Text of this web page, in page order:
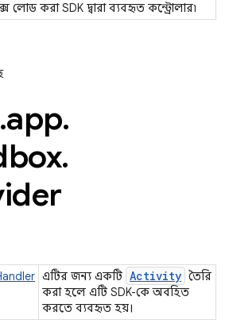
লোড করা SDK দ্বারা ব্যবহৃত কন্ট্রোলার৷
.app.
.
এটির জন্য একটি Activity তৈরি
করা হলে এটি SDK-কে অবহিত
করতে ব্যবহৃত হয়।